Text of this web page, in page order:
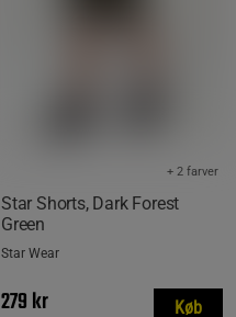
Star Shorts, Dark Forest
Green
+ 2 farver
Star Wear
279 kr Køb